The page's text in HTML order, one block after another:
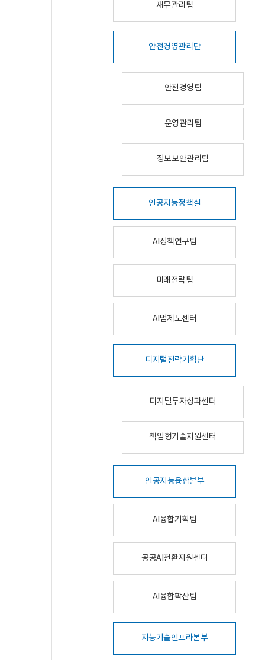
재무관리팀
안전경영관리단
안전경영팀
운영관리팀
정보보안관리팀
인공지능정책실
AI정책연구팀
미래전략팀
AI법제도센터
디지털전략기획단
디지털투자성과센터
책임형기술지원센터
인공지능융합본부
AI융합기획팀
공공AI전환지원센터
AI융합확산팀
지능기술인프라본부